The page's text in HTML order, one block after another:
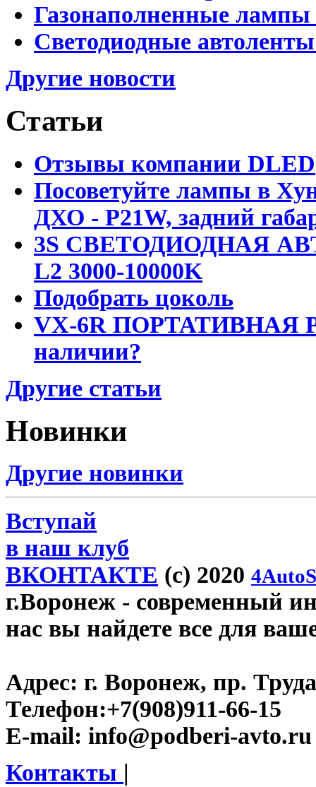
Газонаполненные
Светодиодные
Другие новости
Статьи
Отзывы компании DLED
Посоветуйте лампы в
ДХО - P21W, задний
3S СВЕТОДИОДНАЯ
L2 3000-10000K
Подобрать цоколь
VX-6R ПОРТАТИВНАЯ
наличии?
Другие статьи
Новинки
Другие новинки
Вступай
в наш клуб
ВКОНТАКТЕ (c) 2020
г.Воронеж - современный
нас вы найдете все для
Адрес: г. Воронеж, пр.
Телефон:+7(908)911-66-15
E-mail: info@podberi-avto.ru
Контакты |